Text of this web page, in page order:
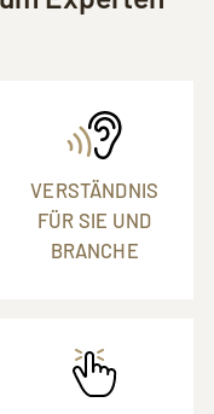
VERSTÄNDNIS
FÜR SIE UND
BRANCHE